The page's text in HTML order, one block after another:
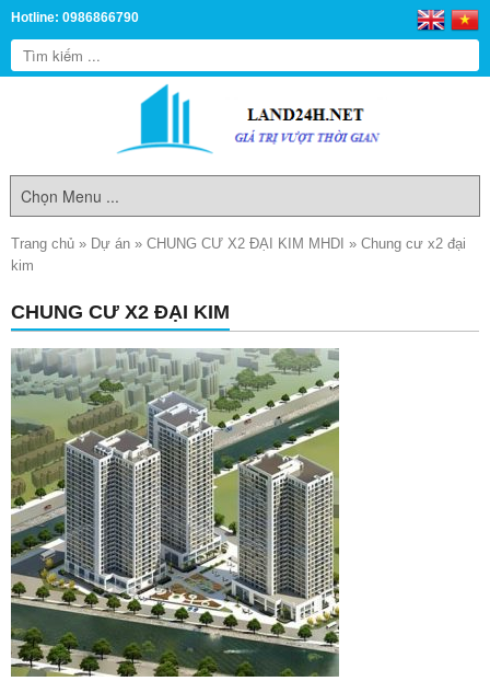
Hotline: 0986866790
Trang chủ » Dự án » CHUNG CƯ X2 ĐẠI KIM MHDI » Chung cư x2 đại
kim
CHUNG CƯ X2 ĐẠI KIM